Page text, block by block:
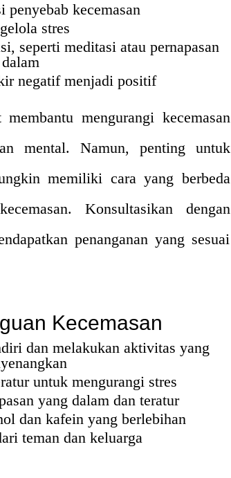
kecemasan
stres
seperti meditasi atau pernapasan
dalam
negatif menjadi positif
mengurangi kecemasan
mental. Namun, penting untuk
memiliki cara yang berbeda
Konsultasikan dengan
penanganan yang sesuai
Kecemasan
dan melakukan aktivitas yang
untuk mengurangi stres
yang dalam dan teratur
dan kafein yang berlebihan
teman dan keluarga